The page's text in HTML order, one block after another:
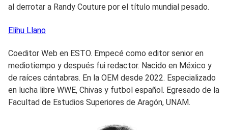
al derrotar a Randy Couture por el título mundial pesado.
Elihu Llano
Coeditor Web en ESTO. Empecé como editor senior en
mediotiempo y después fui redactor. Nacido en México y
de raíces cántabras. En la OEM desde 2022. Especializado
en lucha libre WWE, Chivas y futbol español. Egresado de la
Facultad de Estudios Superiores de Aragón, UNAM.